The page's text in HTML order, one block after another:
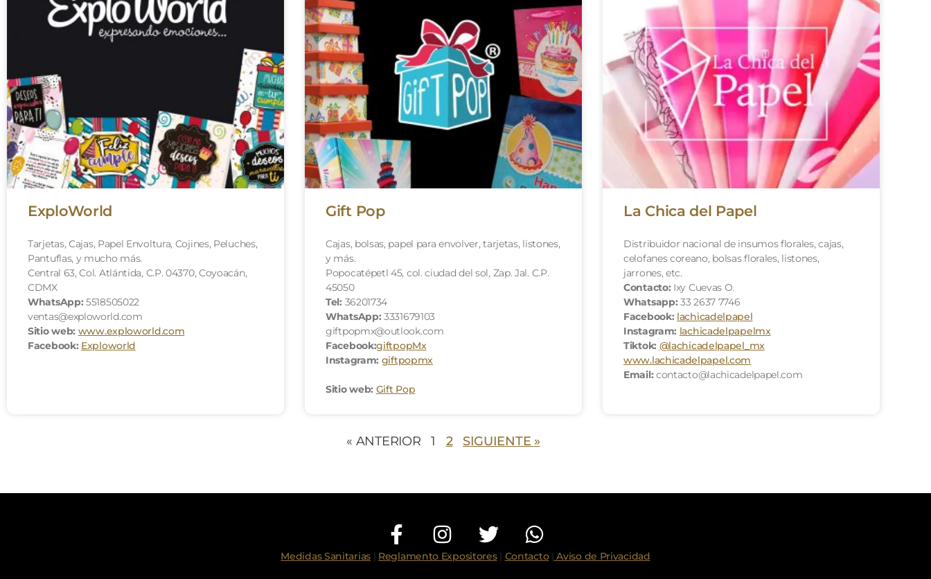
ExploWorld
Tarjetas, Cajas, Papel Envoltura, Cojines, Peluches,
Pantuflas, y mucho más.
Central 63, Col. Atlántida, C.P. 04370, Coyoacán,
CDMX
WhatsApp: 5518505022
ventas@exploworld.com
Sitio web: www.exploworld.com
Facebook: Exploworld
Gift Pop
Cajas, bolsas, papel para envolver, tarjetas, listones,
y más.
Popocatépetl 45, col. ciudad del sol, Zap. Jal. C.P.
45050
Tel: 36201734
WhatsApp: 3331679103
giftpopmx@outlook.com
Facebook:giftpopMx
Instagram: giftpopmx
Sitio web: Gift Pop
La Chica del Papel
Distribuidor nacional de insumos florales, cajas,
celofanes coreano, bolsas florales, listones,
jarrones, etc.
Contacto: Ixy Cuevas O.
Whatsapp: 33 2637 7746
Facebook: lachicadelpapel
Instagram: lachicadelpapelmx
Tiktok: @lachicadelpapel_mx
www.lachicadelpapel.com
Email: contacto@lachicadelpapel.com
« ANTERIOR 1 2 SIGUIENTE »
Medidas Sanitarias| Reglamento Expositores| Contacto| Aviso de Privacidad